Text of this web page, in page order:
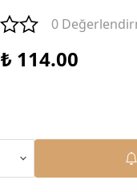
0
₺ 114.00